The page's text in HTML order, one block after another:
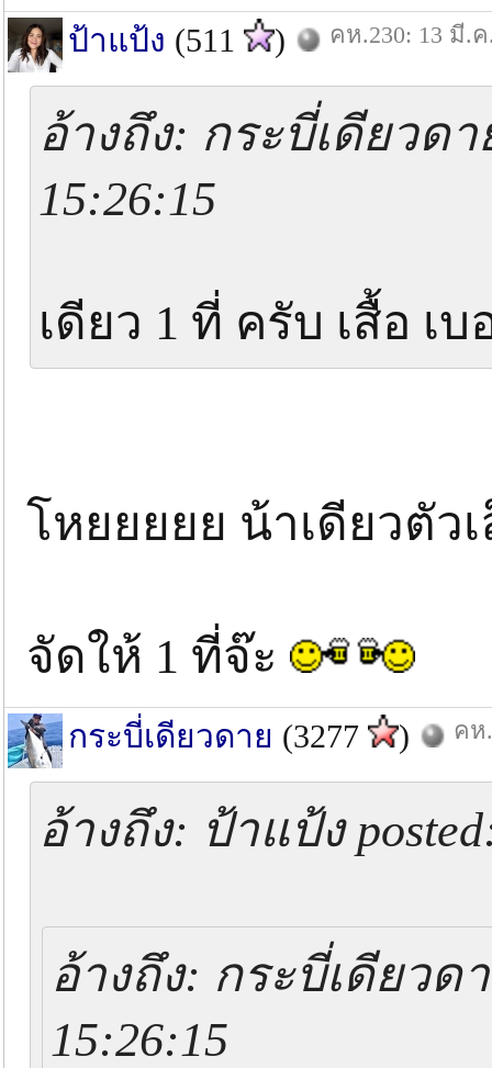
ป้าแป้ง (511 ) คห.230: 13 มี.ค
อ้างถึง: กระบี่เดียวดา
15:26:15
เดียว 1 ที่ ครับ เสื้อ เ
โหยยยยย น้าเดียวตัวเ
จัดให้ 1 ที่จ๊ะ
กระบี่เดียวดาย (3277 ) คห
อ้างถึง: ป้าแป้ง
อ้างถึง: กระบี่เดียวดา
15:26:15